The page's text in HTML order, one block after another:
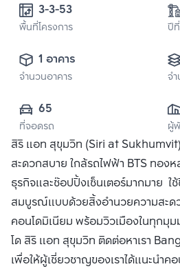
พื้นที่โครงการ ปี
1 อาคาร
จำนวนอาคาร จ
65
ที่จอดรถ ผู้
สิริ แอท สุขุมวิท (Siri at Sukhumvit)
สะดวกสบาย ใกล้รถไฟฟ้า BTS ทอง
ธุรกิจและช๊อปปิ้งเซ็นเตอร์มากมาย ใช้
สมบูรณ์แบบด้วยสิ้งอำนวยความสะดว
คอนโดมิเนียม พร้อมวิวเมืองในทุกมุม
โด สิริ แอท สุขุมวิท ติดต่อหาเรา
เพื่อให้ผู้เชี่ยวชาญของเราได้แนะนำค